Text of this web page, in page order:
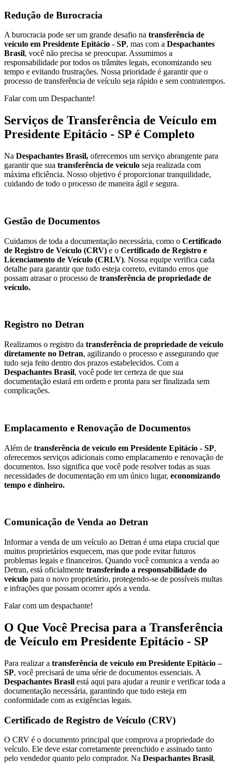
Redução de Burocracia
A burocracia pode ser um grande desafio na transferência de
veículo em Presidente Epitácio - SP, mas com a Despachantes
Brasil, você não precisa se preocupar. Assumimos a
responsabilidade por todos os trâmites legais, economizando seu
tempo e evitando frustrações. Nossa prioridade é garantir que o
processo de transferência de veículo seja rápido e sem contratempos.
Falar com um Despachante!
Serviços de Transferência de Veículo em
Presidente Epitácio - SP é Completo
Na Despachantes Brasil, oferecemos um serviço abrangente para
garantir que sua transferência de veículo seja realizada com
máxima eficiência. Nosso objetivo é proporcionar tranquilidade,
cuidando de todo o processo de maneira ágil e segura.
Gestão de Documentos
Cuidamos de toda a documentação necessária, como o Certificado
de Registro de Veículo (CRV) e o Certificado de Registro e
Licenciamento de Veículo (CRLV). Nossa equipe verifica cada
detalhe para garantir que tudo esteja correto, evitando erros que
possam atrasar o processo de transferência de propriedade de
veículo.
Registro no Detran
Realizamos o registro da transferência de propriedade de veículo
diretamente no Detran, agilizando o processo e assegurando que
tudo seja feito dentro dos prazos estabelecidos. Com a
Despachantes Brasil, você pode ter certeza de que sua
documentação estará em ordem e pronta para ser finalizada sem
complicações.
Emplacamento e Renovação de Documentos
Além de transferência de veículo em Presidente Epitácio - SP,
oferecemos serviços adicionais como emplacamento e renovação de
documentos. Isso significa que você pode resolver todas as suas
necessidades de documentação em um único lugar, economizando
tempo e dinheiro.
Comunicação de Venda ao Detran
Informar a venda de um veículo ao Detran é uma etapa crucial que
muitos proprietários esquecem, mas que pode evitar futuros
problemas legais e financeiros. Quando você comunica a venda ao
Detran, está oficialmente transferindo a responsabilidade do
veículo para o novo proprietário, protegendo-se de possíveis multas
e infrações que possam ocorrer após a venda.
Falar com um despachante!
O Que Você Precisa para a Transferência
de Veículo em Presidente Epitácio - SP
Para realizar a transferência de veículo em Presidente Epitácio –
SP, você precisará de uma série de documentos essenciais. A
Despachantes Brasil está aqui para ajudar a reunir e verificar toda a
documentação necessária, garantindo que tudo esteja em
conformidade com as exigências legais.
Certificado de Registro de Veículo (CRV)
O CRV é o documento principal que comprova a propriedade do
veículo. Ele deve estar corretamente preenchido e assinado tanto
pelo vendedor quanto pelo comprador. Na Despachantes Brasil,